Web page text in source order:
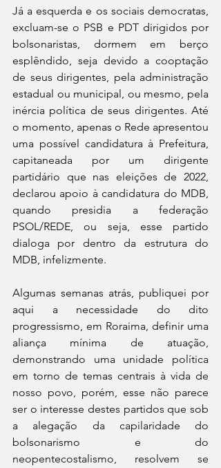
Já a esquerda e os sociais democratas,
excluam-se o PSB e PDT dirigidos por
bolsonaristas, dormem em berço
esplêndido, seja devido a cooptação
de seus dirigentes, pela administração
estadual ou municipal, ou mesmo, pela
inércia política de seus dirigentes. Até
o momento, apenas o Rede apresentou
uma possível candidatura à Prefeitura,
capitaneada por um dirigente
partidário que nas eleições de 2022,
declarou apoio à candidatura do MDB,
quando presidia a federação
PSOL/REDE, ou seja, esse partido
dialoga por dentro da estrutura do
MDB, infelizmente.
Algumas semanas atrás, publiquei por
aqui a necessidade do dito
progressismo, em Roraima, definir uma
aliança mínima de atuação,
demonstrando uma unidade política
em torno de temas centrais à vida de
nosso povo, porém, esse não parece
ser o interesse destes partidos que sob
a alegação da capilaridade do
bolsonarismo e do
neopentecostalismo, resolvem se